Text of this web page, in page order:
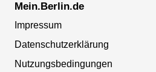
Mein.Berlin.de
Impressum
Datenschutzerklärung
Nutzungsbedingungen